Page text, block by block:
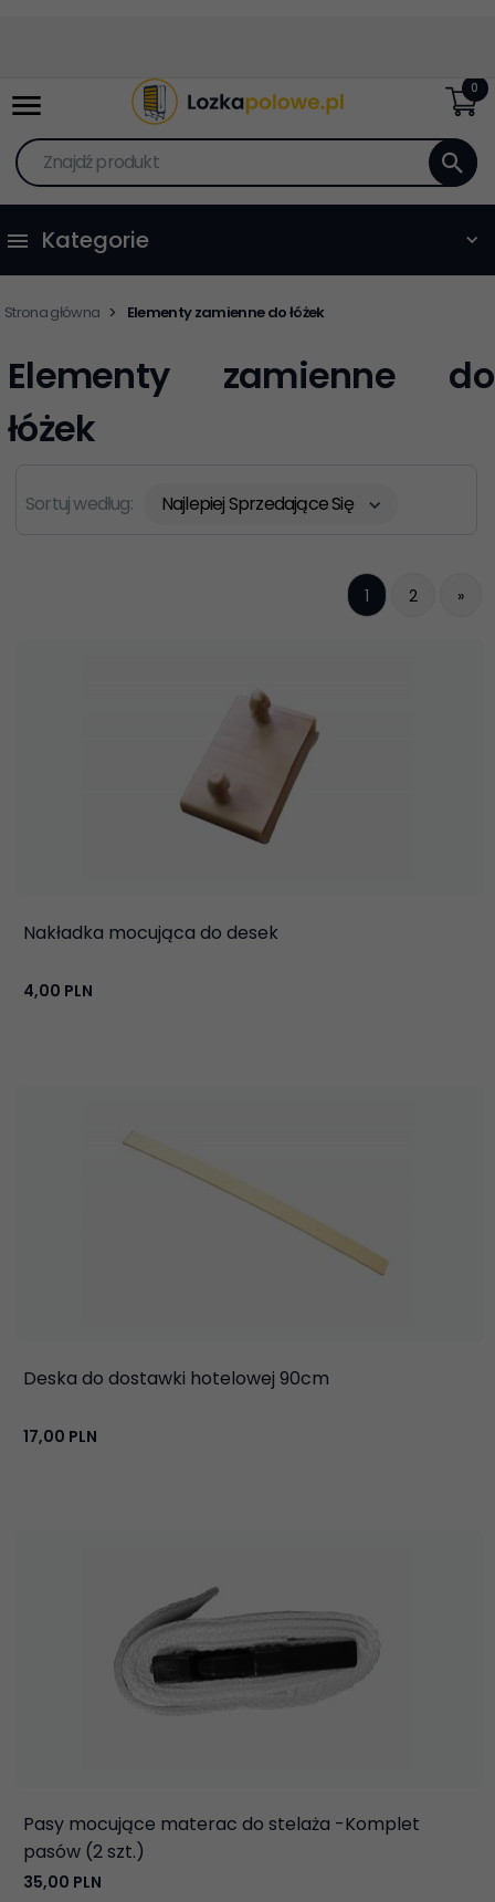
Znajdź produkt
0
Kategorie
Strona główna Elementy zamienne do łóżek
Elementy zamienne do
łóżek
Sortuj według:
sort Najlepiej Sprzedające Się
1 2 »
Nakładka mocująca do desek
4,00 PLN
Deska do dostawki hotelowej 90cm
17,00 PLN
Pasy mocujące materac do stelaża -Komplet
pasów (2 szt.)
35,00 PLN